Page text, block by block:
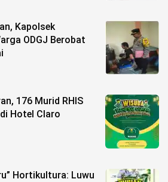
Kapolsek
ODGJ Berobat
176 Murid RHIS
Hotel Claro
Hortikultura: Luwu